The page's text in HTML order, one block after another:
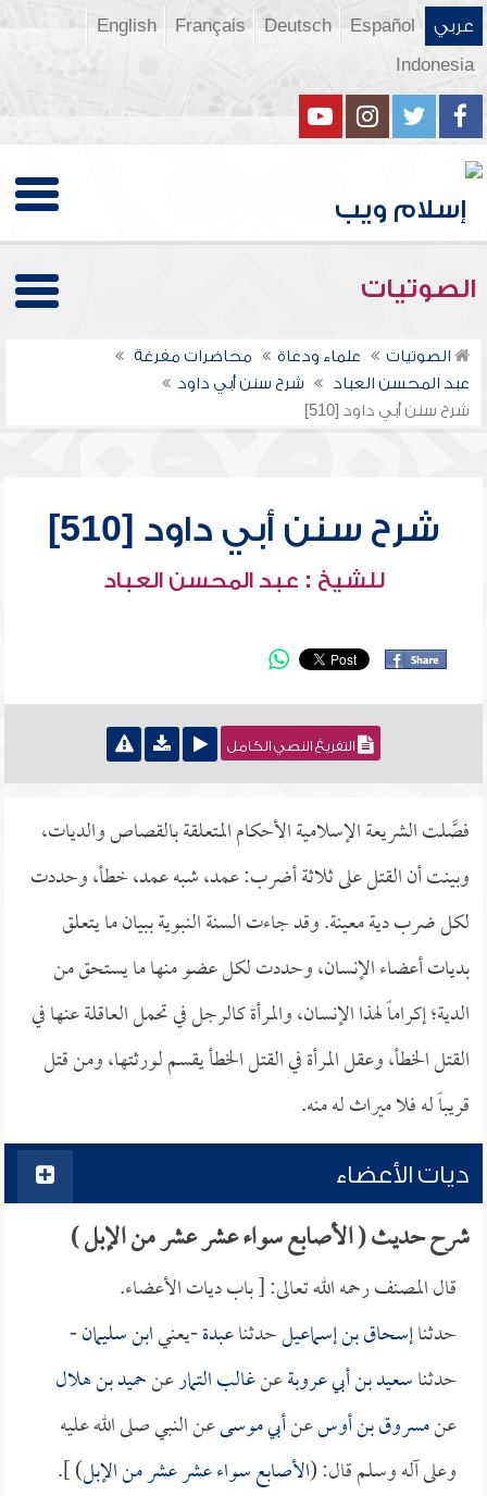
عربي Español
Deutsch
Français
English
Indonesia
الصوتيات
الصوتيات علماء ودعاة
محاضرات مفرغة
عبد المحسن العباد
شرح سنن أبي داود
شرح سنن أبي داود [510]
شرح سنن أبي داود [510]
للشيخ : عبد المحسن العباد
التفريغ النصي الكامل
فصَّلت الشريعة الإسلامية الأحكام المتعلقة بالقصاص والديات،
وبينت أن القتل على ثلاثة أضرب: عمد، شبه عمد، خطأ، وحددت
لكل ضرب دية معينة. وقد جاءت السنة النبوية ببيان ما يتعلق
بديات أعضاء الإنسان، وحددت لكل عضو منها ما يستحق من
الدية؛ إكراماً لهذا الإنسان، والمرأة كالرجل في تحمل العاقلة عنها في
القتل الخطأ، وعقل المرأة في القتل الخطأ يقسم لورثتها، ومن قتل
قريباً له فلا ميراث له منه.
ديات الأعضاء
شرح حديث ( الأصابع سواء عشر عشر من الإبل )
قال المصنف رحمه الله تعالى: [ باب ديات الأعضاء.
حدثناإسحاق بن إسماعيلحدثناعبدة-يعنيابن سليمان-
حدثناسعيد بن أبي عروبةعنغالب التمارعنحميد بن هلال
عنمسروق بن أوسعنأبي موسىعن النبي صلى الله عليه
وعلى آله وسلم قال: (الأصابع سواء عشر عشر من الإبل) ].